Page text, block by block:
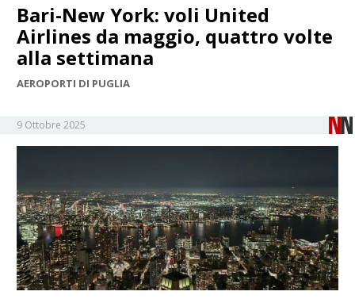
Bari-New York: voli United
Airlines da maggio, quattro volte
alla settimana
AEROPORTI DI PUGLIA
9 Ottobre 2025